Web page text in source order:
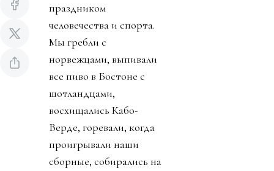
праздником
человечества и спорта.
Мы гребли с
норвежцами, выпивали
все пиво в Бостоне с
шотландцами,
восхищались Кабо-
Верде, горевали, когда
проигрывали наши
сборные, собирались на